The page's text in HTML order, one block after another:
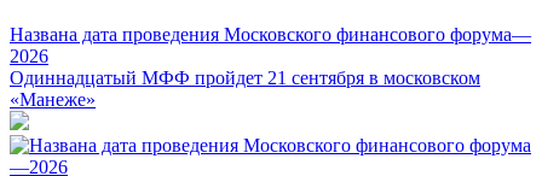
Названа дата проведения Московского финансового форума—
2026
Одиннадцатый МФФ пройдет 21 сентября в московском
«Манеже»